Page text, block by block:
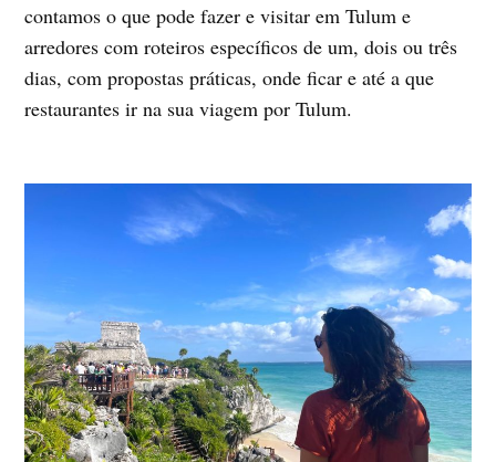
contamos o que pode fazer e visitar em Tulum e
arredores com roteiros específicos de um, dois ou três
dias, com propostas práticas, onde ficar e até a que
restaurantes ir na sua viagem por Tulum.